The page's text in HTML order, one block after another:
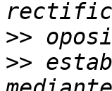
>>
>>